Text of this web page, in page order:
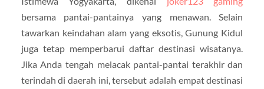
bersama pantai-pantainya yang menawan. Selain
tawarkan keindahan alam yang eksotis, Gunung Kidul
juga tetap memperbarui daftar destinasi wisatanya.
Jika Anda tengah melacak pantai-pantai terakhir dan
terindah di daerah ini, tersebut adalah empat destinasi